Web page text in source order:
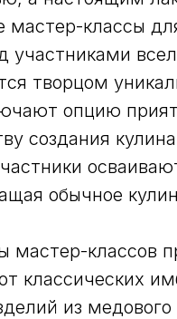
классы
участниками
творцом
опцию
создания
обычное
классов
классических
из